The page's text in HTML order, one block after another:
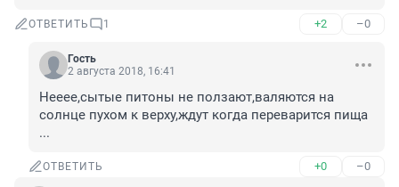
ОТВЕТИТЬ 1 +2 –0
Гость
2 августа 2018, 16:41
Нееее,сытые питоны не ползают,валяются на
солнце пухом к верху,ждут когда переварится пища
...
ОТВЕТИТЬ +0 –0